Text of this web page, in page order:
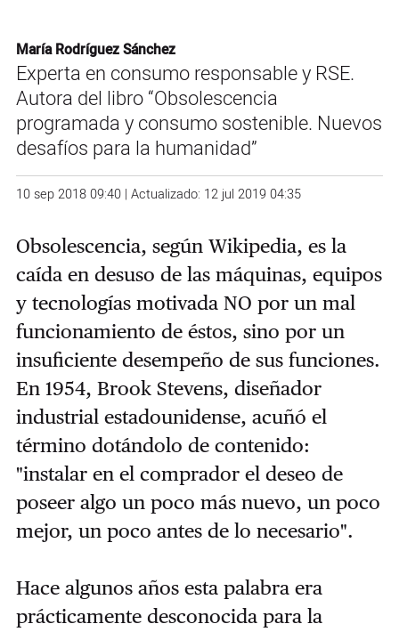
María Rodríguez Sánchez
Experta en consumo responsable y RSE.
Autora del libro “Obsolescencia
programada y consumo sostenible. Nuevos
desafíos para la humanidad”
10 sep 2018 09:40 | Actualizado: 12 jul 2019 04:35
Obsolescencia, según Wikipedia, es la
caída en desuso de las máquinas, equipos
y tecnologías motivada NO por un mal
funcionamiento de éstos, sino por un
insuficiente desempeño de sus funciones.
En 1954, Brook Stevens, diseñador
industrial estadounidense, acuñó el
término dotándolo de contenido:
"instalar en el comprador el deseo de
poseer algo un poco más nuevo, un poco
mejor, un poco antes de lo necesario".
Hace algunos años esta palabra era
prácticamente desconocida para la